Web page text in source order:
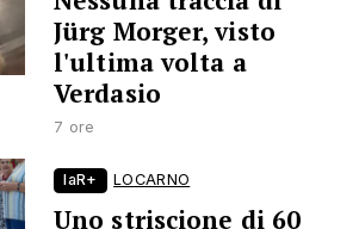
Jürg Morger, visto
l'ultima volta a
Verdasio
7 ore
laR+ LOCARNO
Uno striscione di 60